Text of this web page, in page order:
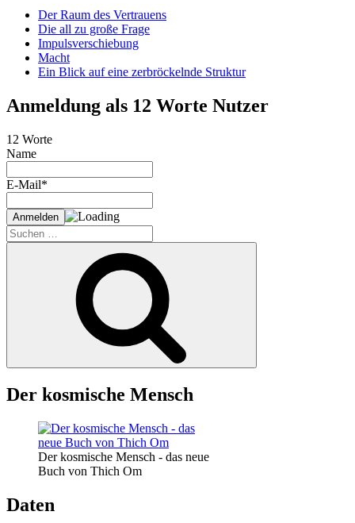
Der Raum des Vertrauens
Die all zu große Frage
Impulsverschiebung
Macht
Ein Blick auf eine zerbröckelnde Struktur
Anmeldung als 12 Worte Nutzer
12 Worte
Name
E-Mail*
Suche
nach:
Der kosmische Mensch
Der kosmische Mensch - das neue
Buch von Thich Om
Daten